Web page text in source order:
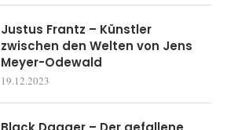
Justus Frantz – Künstler
zwischen den Welten von Jens
Meyer-Odewald
19.12.2023